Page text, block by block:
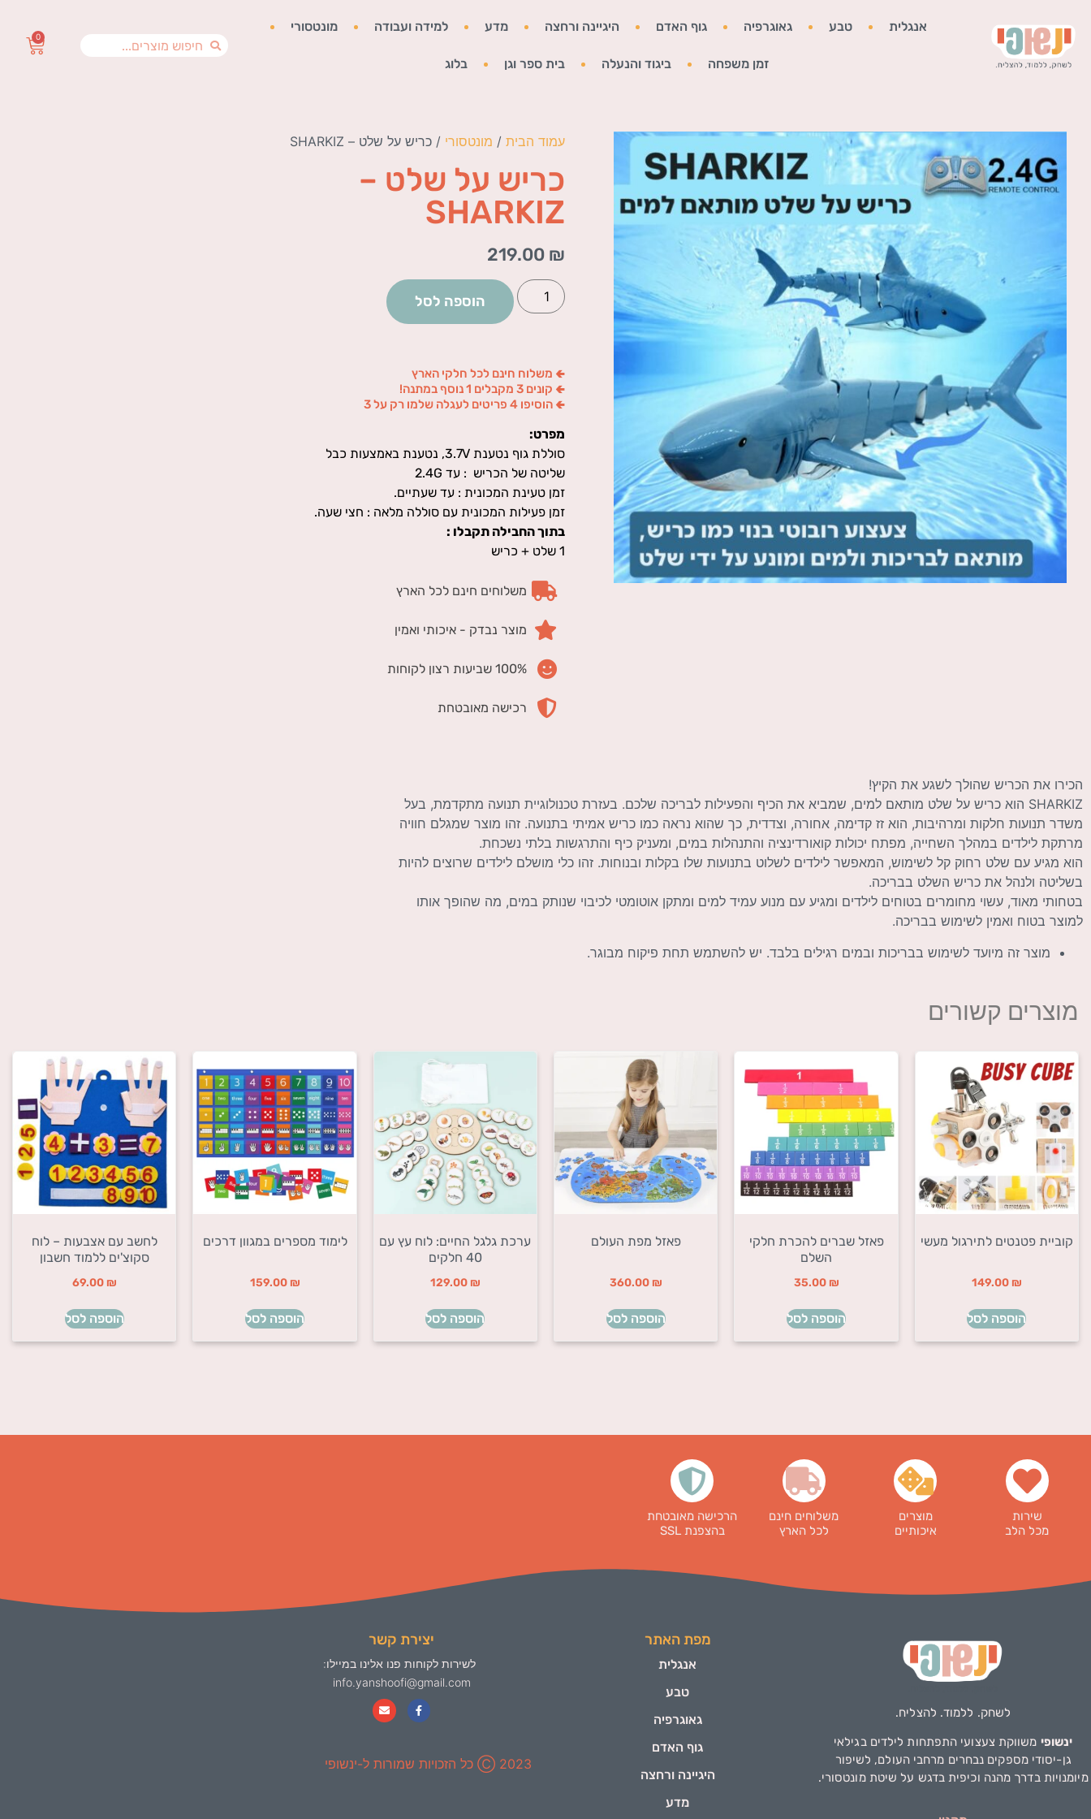
אנגלית טבע גאוגרפיה גוף האדם היגיינה ורחצה מדע למידה ועבודה מונטסורי
זמן משפחה ביגוד והנעלה בית ספר וגן בלוג
0
עמוד הבית / מונטסורי / כריש על שלט – SHARKIZ
כריש על שלט –
SHARKIZ
219.00 ₪
הוספה לסל
🢀 משלוח חינם לכל חלקי הארץ
🢀 קונים 3 מקבלים 1 נוסף במתנה!
🢀 הוסיפו 4 פריטים לעגלה שלמו רק על 3
מפרט:
סוללת גוף נטענת 3.7V, נטענת באמצעות כבל
שליטה של הכריש : עד 2.4G
זמן טעינת המכונית : עד שעתיים.
זמן פעילות המכונית עם סוללה מלאה : חצי שעה.
בתוך החבילה תקבלו :
1 שלט + כריש
משלוחים חינם לכל הארץ
מוצר נבדק - איכותי ואמין
100% שביעות רצון לקוחות
רכישה מאובטחת
הכירו את הכריש שהולך לשגע את הקיץ!
SHARKIZ הוא כריש על שלט מותאם למים, שמביא את הכיף והפעילות לבריכה שלכם. בעזרת טכנולוגיית תנועה מתקדמת, בעל
משדר תנועות חלקות ומרהיבות, הוא זז קדימה, אחורה, וצדדית, כך שהוא נראה כמו כריש אמיתי בתנועה. זהו מוצר שמגלם חוויה
מרתקת לילדים במהלך השחייה, מפתח יכולות קואורדינציה והתנהלות במים, ומעניק כיף והתרגשות בלתי נשכחת.
הוא מגיע עם שלט רחוק קל לשימוש, המאפשר לילדים לשלוט בתנועות שלו בקלות ובנוחות. זהו כלי מושלם לילדים שרוצים להיות
בשליטה ולנהל את כריש השלט בבריכה.
בטחותי מאוד, עשוי מחומרים בטוחים לילדים ומגיע עם מנוע עמיד למים ומתקן אוטומטי לכיבוי שנותק במים, מה שהופך אותו
למוצר בטוח ואמין לשימוש בבריכה.
מוצר זה מיועד לשימוש בבריכות ובמים רגילים בלבד. יש להשתמש תחת פיקוח מבוגר.
מוצרים קשורים
קוביית פטנטים לתירגול מעשי
149.00 ₪
הוספה לסל
פאזל שברים להכרת חלקי
השלם
35.00 ₪
הוספה לסל
פאזל מפת העולם
360.00 ₪
הוספה לסל
ערכת גלגל החיים: לוח עץ עם
40 חלקים
129.00 ₪
הוספה לסל
לימוד מספרים במגוון דרכים
159.00 ₪
הוספה לסל
לחשב עם אצבעות – לוח
סקוצ'ים ללמוד חשבון
69.00 ₪
הוספה לסל
שירות
מכל הלב
מוצרים
איכותיים
משלוחים חינם
לכל הארץ
הרכישה מאובטחת
בהצפנת SSL
לשחק. ללמוד. להצליח.
ינשופי משווקת צעצועי התפתחות לילדים בגילאי
גן-יסודי מספקים נבחרים מרחבי העולם, לשיפור
מיומנויות בדרך מהנה וכיפית בדגש על שיטת מונטסורי.
מפת האתר
אנגלית
טבע
גאוגרפיה
גוף האדם
היגיינה ורחצה
מדע
יצירת קשר
לשירות לקוחות פנו אלינו במיילו:
info.yanshoofi@gmail.com
2023 Ⓒ כל הזכויות שמורות ל-ינשופי